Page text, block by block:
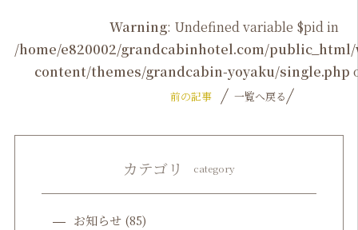
Warning: Undefined variable $pid in
/home/e820002/grandcabinhotel.com/
content/themes/grandcabin-yoyaku/single.php
前の記事 一覧へ戻る
カテゴリ category
お知らせ(85)